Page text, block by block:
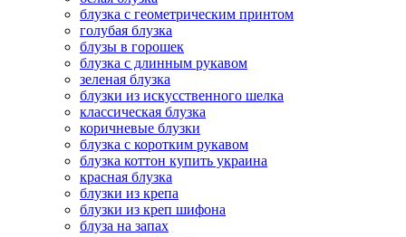
блузка с геометрическим принтом
голубая блузка
блузы в горошек
блузка с длинным рукавом
зеленая блузка
блузки из искусственного шелка
классическая блузка
коричневые блузки
блузка с коротким рукавом
блузка коттон купить украина
красная блузка
блузки из крепа
блузки из креп шифона
блуза на запах